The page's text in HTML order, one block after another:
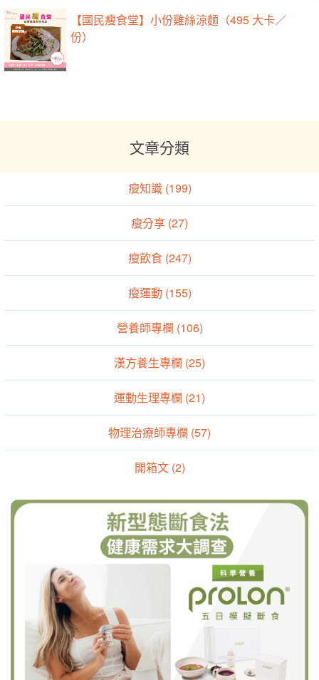
【國民瘦食堂】小份雞絲涼麵（495 大卡／
份）
文章分類
瘦知識 (199)
瘦分享 (27)
瘦飲食 (247)
瘦運動 (155)
營養師專欄 (106)
漢方養生專欄 (25)
運動生理專欄 (21)
物理治療師專欄 (57)
開箱文 (2)